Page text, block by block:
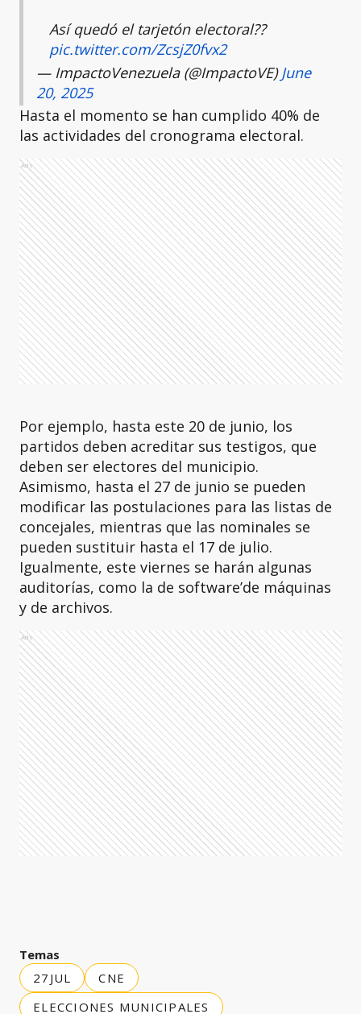
Así quedó el tarjetón electoral??
pic.twitter.com/ZcsjZ0fvx2
— ImpactoVenezuela (@ImpactoVE) June
20, 2025
Hasta el momento se han cumplido 40% de
las actividades del cronograma electoral.
Ads
Por ejemplo, hasta este 20 de junio, los
partidos deben acreditar sus testigos, que
deben ser electores del municipio.
Asimismo, hasta el 27 de junio se pueden
modificar las postulaciones para las listas de
concejales, mientras que las nominales se
pueden sustituir hasta el 17 de julio.
Igualmente, este viernes se harán algunas
auditorías, como la de software’de máquinas
y de archivos.
Ads
Temas
27JUL
CNE
ELECCIONES MUNICIPALES